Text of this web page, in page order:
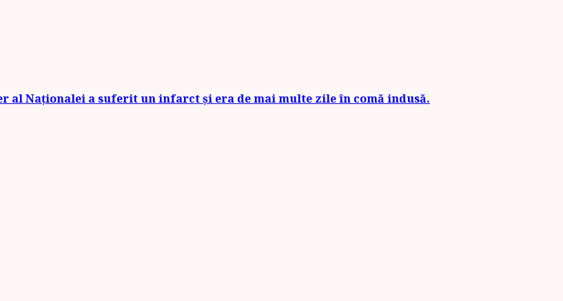
al Naționalei a suferit un infarct și era de mai multe zile în comă indusă.